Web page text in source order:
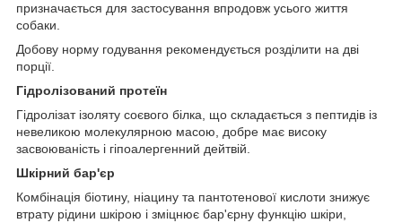
призначається для застосування впродовж усього життя
собаки.
Добову норму годування рекомендується розділити на дві
порції.
Гідролізований протеїн
Гідролізат ізоляту соєвого білка, що складається з пептидів із
невеликою молекулярною масою, добре має високу
засвоюваність і гіпоалергенний дейтвій.
Шкірний бар'єр
Комбінація біотину, ніацину та пантотенової кислоти знижує
втрату рідини шкірою і зміцнює бар'єрну функцію шкіри,